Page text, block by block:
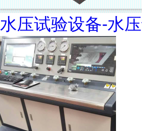
水压试验设备-水